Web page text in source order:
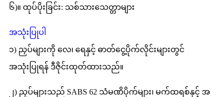
၆)။ ထုပ်ပိုးခြင်း: သစ်သားသေတ္တာများ
အသုံးပြုပါ
၁) ညှပ်များကို လေ၊ ရေနှင့် ဓာတ်ငွေ့ပိုက်လိုင်းများတွင်
အသုံးပြုရန် ဒီဇိုင်းထုတ်ထားသည်။
၂) ညှပ်များသည် SABS 62 သံမဏိပိုက်များ၊ မက်ထရစ်နှင့် အ